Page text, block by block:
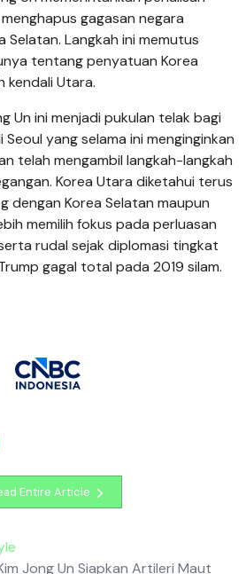
gagasan negara
Selatan. Langkah ini memutus
tentang penyatuan Korea
kendali Utara.
Un ini menjadi pukulan telak bagi
yang selama ini menginginkan
telah mengambil langkah-langkah
Korea Utara diketahui terus
dengan Korea Selatan maupun
memilih fokus pada perluasan
rudal sejak diplomasi tingkat
gagal total pada 2019 silam.
Entire Article
Jong Un Siapkan Artileri Maut